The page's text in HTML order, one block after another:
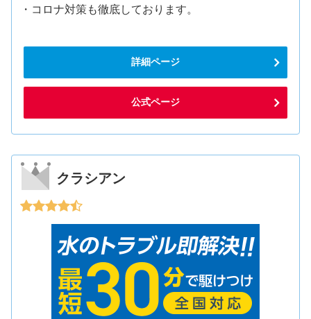
・コロナ対策も徹底しております。
詳細ページ
公式ページ
クラシアン